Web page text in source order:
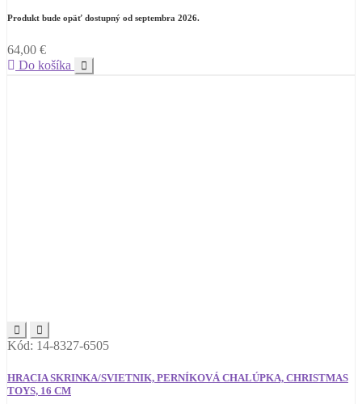
Produkt bude opäť dostupný od septembra 2026.
64,00 €
Do košíka
Kód: 14-8327-6505
HRACIA SKRINKA/SVIETNIK, PERNÍKOVÁ CHALÚPKA, CHRISTMAS
TOYS, 16 CM